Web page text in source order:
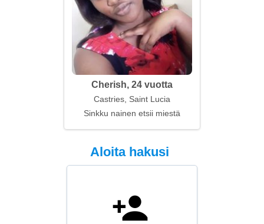
Cherish, 24 vuotta
Castries, Saint Lucia
Sinkku nainen etsii miestä
Aloita hakusi